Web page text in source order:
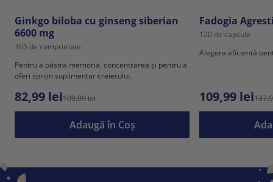
Ginkgo biloba cu ginseng siberian
6600 mg
365 de comprimate
Pentru a păstra memoria, concentrarea și pentru a
oferi sprijin suplimentar creierului.
82,99 lei109,99 lei
Adaugă în Coş
Fadogia
120 de capsule
Alegera eficientă
109,99 lei